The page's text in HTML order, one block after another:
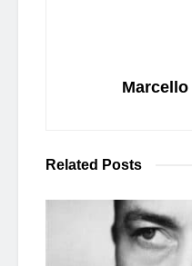
Related Posts